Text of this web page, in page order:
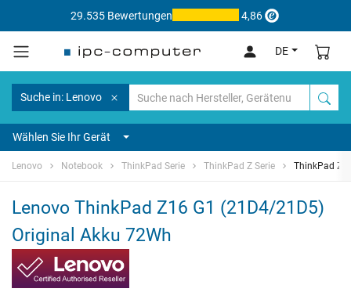
29.535 Bewertungen 4,86
DE
Suche in: Lenovo
Wählen Sie Ihr Gerät
Lenovo Notebook ThinkPad Serie ThinkPad Z Serie ThinkPad
Lenovo ThinkPad Z16 G1 (21D4/21D5)
Original Akku 72Wh